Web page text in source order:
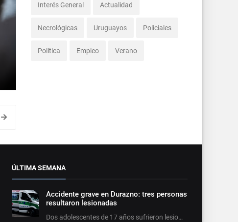
Interés General Actualidad
Necrológicas Uruguayos Policiales
Política Empleo Verano
ÚLTIMA SEMANA
Accidente grave en Durazno: tres personas
resultaron lesionadas
Dos adolescentes de 17 años sufrieron lesio…